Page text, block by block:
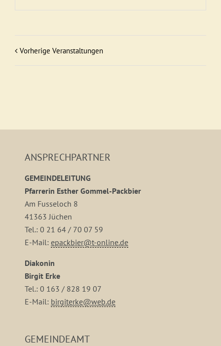
Vorherige Veranstaltungen
ANSPRECHPARTNER
GEMEINDELEITUNG
Pfarrerin Esther Gommel-Packbier
Am Fusseloch 8
41363 Jüchen
Tel.: 0 21 64 / 70 07 59
E-Mail: epackbier@t-online.de
Diakonin
Birgit Erke
Tel.: 0 163 / 828 19 07
E-Mail: birgiterke@web.de
GEMEINDEAMT